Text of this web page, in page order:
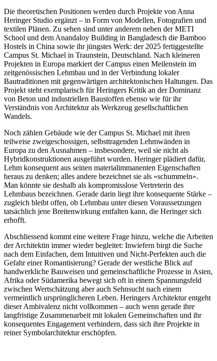
Die theoretischen Positionen werden durch Projekte von Anna
Heringer Studio ergänzt – in Form von Modellen, Fotografien und
textilen Plänen. Zu sehen sind unter anderem neben der METI
School und dem Anandaloy Building in Bangladesch die Bamboo
Hostels in China sowie ihr jüngstes Werk: der 2025 fertiggestellte
Campus St. Michael in Traunstein, Deutschland. Nach kleineren
Projekten in Europa markiert der Campus einen Meilenstein im
zeitgenössischen Lehmbau und in der Verbindung lokaler
Bautraditionen mit gegenwärtigen architektonischen Haltungen. Das
Projekt steht exemplarisch für Heringers Kritik an der Dominanz
von Beton und industriellen Baustoffen ebenso wie für ihr
Verständnis von Architektur als Werkzeug gesellschaftlichen
Wandels.
Noch zählen Gebäude wie der Campus St. Michael mit ihren
teilweise zweigeschossigen, selbsttragenden Lehmwänden in
Europa zu den Ausnahmen – insbesondere, weil sie nicht als
Hybridkonstruktionen ausgeführt wurden. Heringer plädiert dafür,
Lehm konsequent aus seinen materialimmanenten Eigenschaften
heraus zu denken; alles andere bezeichnet sie als «schummeln».
Man könnte sie deshalb als kompromisslose Vertreterin des
Lehmbaus bezeichnen. Gerade darin liegt ihre konsequente Stärke –
zugleich bleibt offen, ob Lehmbau unter diesen Voraussetzungen
tatsächlich jene Breitenwirkung entfalten kann, die Heringer sich
erhofft.
Abschliessend kommt eine weitere Frage hinzu, welche die Arbeiten
der Architektin immer wieder begleitet: Inwiefern birgt die Suche
nach dem Einfachen, dem Intuitiven und Nicht-Perfekten auch die
Gefahr einer Romantisierung? Gerade der westliche Blick auf
handwerkliche Bauweisen und gemeinschaftliche Prozesse in Asien,
Afrika oder Südamerika bewegt sich oft in einem Spannungsfeld
zwischen Wertschätzung aber auch Sehnsucht nach einem
vermeintlich ursprünglicheren Leben. Heringers Architektur entgeht
dieser Ambivalenz nicht vollkommen – auch wenn gerade ihre
langfristige Zusammenarbeit mit lokalen Gemeinschaften und ihr
konsequentes Engagement verhindern, dass sich ihre Projekte in
reiner Symbolarchitektur erschöpfen.